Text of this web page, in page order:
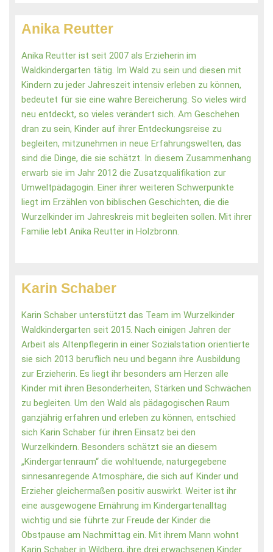
Anika Reutter
Anika Reutter ist seit 2007 als Erzieherin im
Waldkindergarten tätig. Im Wald zu sein und diesen mit
Kindern zu jeder Jahreszeit intensiv erleben zu können,
bedeutet für sie eine wahre Bereicherung. So vieles wird
neu entdeckt, so vieles verändert sich. Am Geschehen
dran zu sein, Kinder auf ihrer Entdeckungsreise zu
begleiten, mitzunehmen in neue Erfahrungswelten, das
sind die Dinge, die sie schätzt. In diesem Zusammenhang
erwarb sie im Jahr 2012 die Zusatzqualifikation zur
Umweltpädagogin. Einer ihrer weiteren Schwerpunkte
liegt im Erzählen von biblischen Geschichten, die die
Wurzelkinder im Jahreskreis mit begleiten sollen. Mit ihrer
Familie lebt Anika Reutter in Holzbronn.
Karin Schaber
Karin Schaber unterstützt das Team im Wurzelkinder
Waldkindergarten seit 2015. Nach einigen Jahren der
Arbeit als Altenpflegerin in einer Sozialstation orientierte
sie sich 2013 beruflich neu und begann ihre Ausbildung
zur Erzieherin. Es liegt ihr besonders am Herzen alle
Kinder mit ihren Besonderheiten, Stärken und Schwächen
zu begleiten. Um den Wald als pädagogischen Raum
ganzjährig erfahren und erleben zu können, entschied
sich Karin Schaber für ihren Einsatz bei den
Wurzelkindern. Besonders schätzt sie an diesem
„Kindergartenraum“ die wohltuende, naturgegebene
sinnesanregende Atmosphäre, die sich auf Kinder und
Erzieher gleichermaßen positiv auswirkt. Weiter ist ihr
eine ausgewogene Ernährung im Kindergartenalltag
wichtig und sie führte zur Freude der Kinder die
Obstpause am Nachmittag ein. Mit ihrem Mann wohnt
Karin Schaber in Wildberg, ihre drei erwachsenen Kinder